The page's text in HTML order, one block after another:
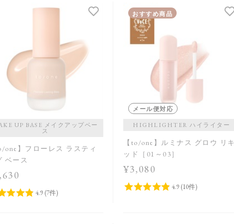
UP BASE メイクアップベー
ス
one】フローレス ラスティ
ベース
おすすめ商品
メール便対応
HIGHLIGHTER ハイライター
【to/one】ルミナス グロウ リキ
ッド［01～03］
¥3,080